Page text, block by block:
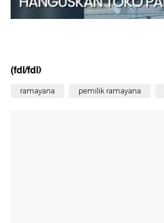
(fdl/fdl)
ramayana pemilik ramayana